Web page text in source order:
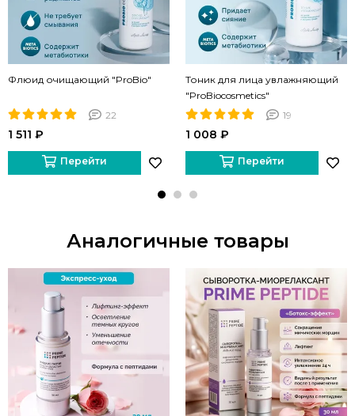
Флюид очищающий "ProBio"
22
1 511 ₽
Перейти
Тоник для лица увлажняющий
"ProBiocosmetics"
19
1 008 ₽
Перейти
Аналогичные товары